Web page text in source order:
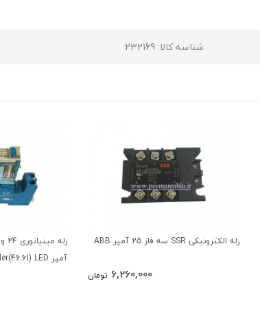
شناسه کالا: 232169
رله الکترونیکی SSR سه فاز 25 آمپر ABB
6,260,000 تومان
آمپر Finder(46.61) LED